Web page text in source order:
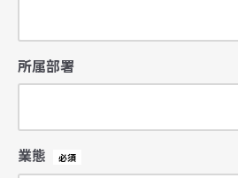
所属部署
業態